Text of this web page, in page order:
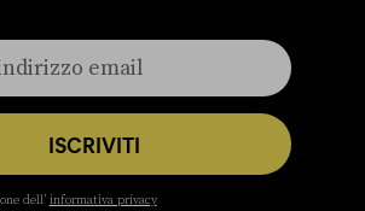
ISCRIVITI
dell’ informativa privacy